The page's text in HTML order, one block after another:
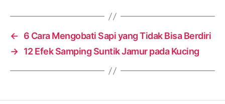
←
6 Cara Mengobati Sapi yang Tidak Bisa Berdiri
→ 12 Efek Samping Suntik Jamur pada Kucing